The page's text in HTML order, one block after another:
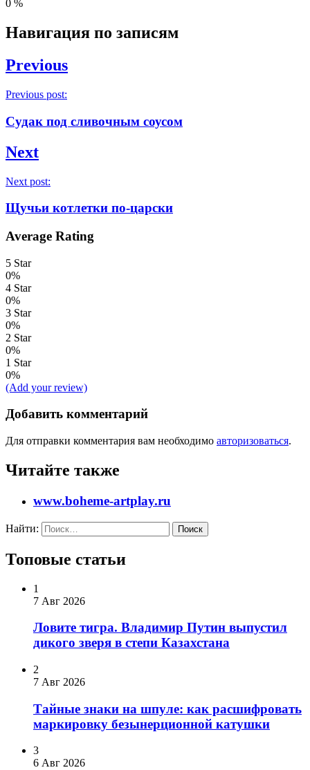
0 %
Навигация по записям
Previous
Previous post:
Судак под сливочным соусом
Next
Next post:
Щучьи котлетки по-царски
Average Rating
5 Star
0%
4 Star
0%
3 Star
0%
2 Star
0%
1 Star
0%
(Add your review)
Добавить комментарий
Для отправки комментария вам необходимо авторизоваться.
Читайте также
www.boheme-artplay.ru
Найти:
Топовые статьи
1
7 Авг 2026
Ловите тигра. Владимир Путин выпустил
дикого зверя в степи Казахстана
2
7 Авг 2026
Тайные знаки на шпуле: как расшифровать
маркировку безынерционной катушки
3
6 Авг 2026